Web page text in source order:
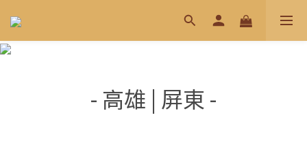
- 高雄 | 屏東 -